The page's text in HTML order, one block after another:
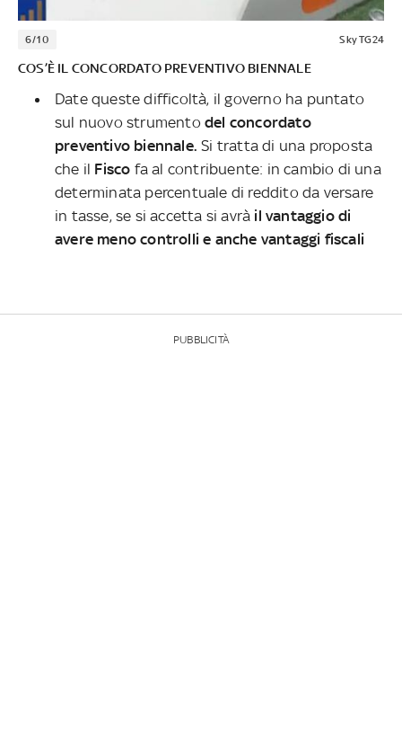
6/10 Sky TG24
COS’È IL CONCORDATO PREVENTIVO BIENNALE
Date queste difficoltà, il governo ha puntato
sul nuovo strumento del concordato
preventivo biennale. Si tratta di una proposta
che il Fisco fa al contribuente: in cambio di una
determinata percentuale di reddito da versare
in tasse, se si accetta si avrà il vantaggio di
avere meno controlli e anche vantaggi fiscali
PUBBLICITÀ